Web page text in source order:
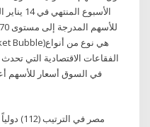
الفقاعات الاقتصادية التي
في السوق أسعار للأسهم